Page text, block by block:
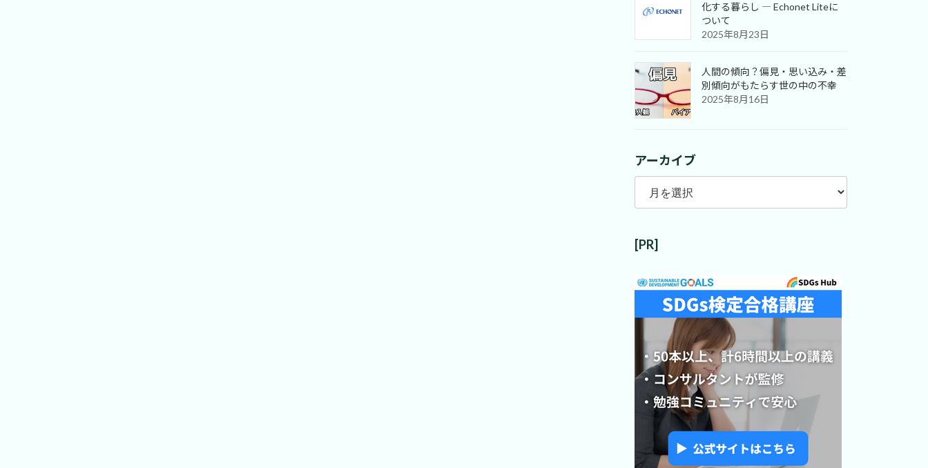
化する暮らし ― Echonet Liteに
ついて
2025年8月23日
人間の傾向？偏見・思い込み・差
別傾向がもたらす世の中の不幸
2025年8月16日
アーカイブ
ア
カ
ブ
[PR]